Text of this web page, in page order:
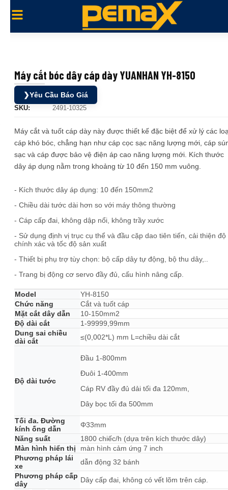
Máy cắt bóc dây cáp dày YUANHAN YH-8150
❯Yêu Cầu Báo Giá
SKU: 2491-10325
Máy cắt và tuốt cáp dày này được thiết kế đặc biệt để xử lý các
cáp khó bóc, chẳng hạn như cáp cọc sạc năng lượng mới, cáp
sạc và cáp được bảo vệ điện áp cao năng lượng mới. Kích thước
dây áp dụng nằm trong khoảng từ 10 đến 150 mm vuông.
- Kích thước dây áp dụng: 10 đến 150mm2
- Chiều dài tước dài hơn so với máy thông thường
- Cáp cấp đai, không dập nổi, không trầy xước
- Sử dụng định vị trục cụ thể và đầu cặp dao tiên tiến, cải thiện độ
chính xác và tốc độ sản xuất
- Thiết bị phụ trợ tùy chọn: bộ cấp dây tự động, bộ thu dây,..
- Trang bị động cơ servo đầy đủ, cấu hình nâng cấp.
Model
YH-8150
Chức năng
Cắt và tuốt cáp
Mặt cắt dây dẫn
10-150mm2
Độ dài cắt
1-99999,99mm
Dung sai chiều
dài cắt
≤(0,002*L) mm L=chiều dài cắt
Độ dài tước
Đầu 1-800mm
Đuôi 1-400mm
Cáp RV đầy đủ dải tối đa 120mm,
Dây bọc tối đa 500mm
Tối đa. Đường
kính ống dẫn
Φ33mm
Năng suất
1800 chiếc/h (dựa trên kích thước dây)
Màn hình hiển thị
màn hình cảm ứng 7 inch
Phương pháp lái
xe
dẫn động 32 bánh
Phương pháp cấp
dây
Dây cấp đai, không có vết lõm trên cáp.